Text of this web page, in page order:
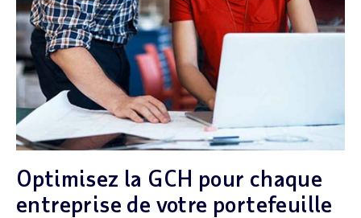
Optimisez la GCH pour chaque
entreprise de votre portefeuille